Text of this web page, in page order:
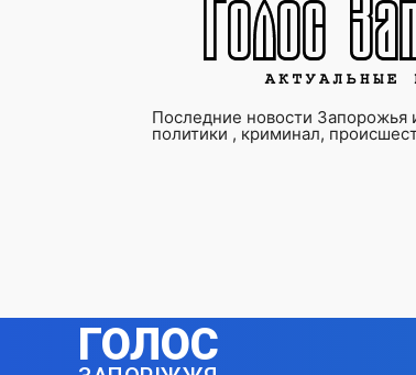
Последние новости Запорожья
политики , криминал,
ГОЛОС